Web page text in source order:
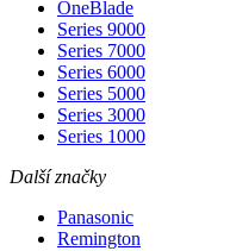
OneBlade
Series 9000
Series 7000
Series 6000
Series 5000
Series 3000
Series 1000
Další značky
Panasonic
Remington